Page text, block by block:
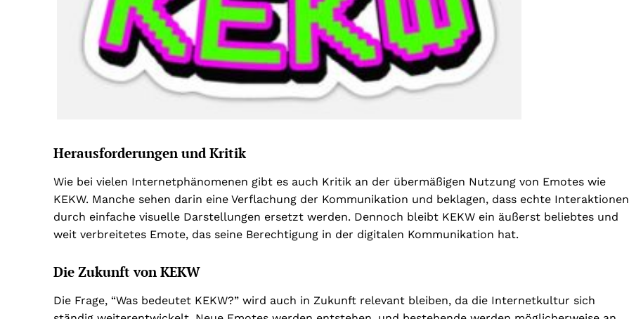
Herausforderungen und Kritik
Wie bei vielen Internetphänomenen gibt es auch Kritik an der übermäßigen Nutzung von Emotes wie
KEKW. Manche sehen darin eine Verflachung der Kommunikation und beklagen, dass echte Interaktionen
durch einfache visuelle Darstellungen ersetzt werden. Dennoch bleibt KEKW ein äußerst beliebtes und
weit verbreitetes Emote, das seine Berechtigung in der digitalen Kommunikation hat.
Die Zukunft von KEKW
Die Frage, “Was bedeutet KEKW?” wird auch in Zukunft relevant bleiben, da die Internetkultur sich